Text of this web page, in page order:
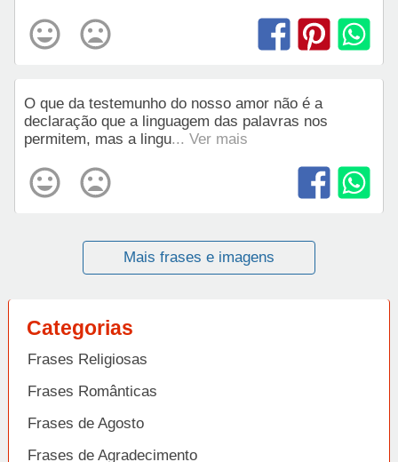
O que da testemunho do nosso amor não é a
declaração que a linguagem das palavras nos
permitem, mas a lingu... Ver mais
Mais frases e imagens
Categorias
Frases Religiosas
Frases Românticas
Frases de Agosto
Frases de Agradecimento